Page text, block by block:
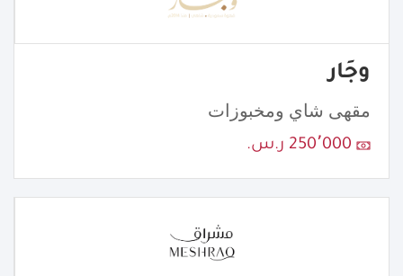
وجَار
مقهى شاي ومخبوزات
250٬000 ر.س.